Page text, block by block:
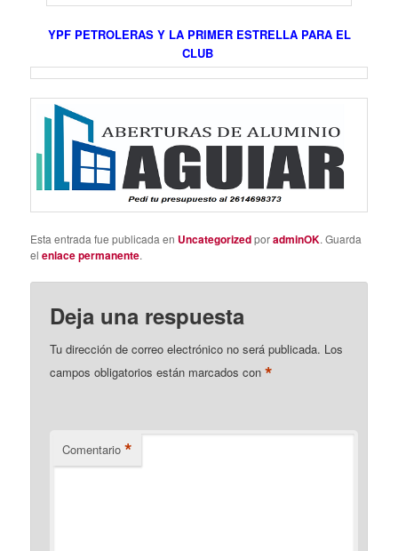
YPF PETROLERAS Y LA PRIMER ESTRELLA PARA EL
CLUB
Esta entrada fue publicada en UncategorizedporadminOK. Guarda
elenlace permanente.
Deja una respuesta
Tu dirección de correo electrónico no será publicada. Los
campos obligatorios están marcados con*
Comentario *